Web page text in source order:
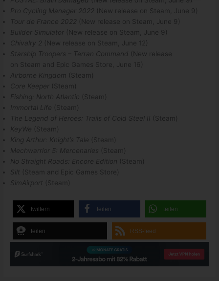
Pro Cycling Manager 2022 (New release on Steam, June 9)
Tour de France 2022 (New release on Steam, June 9)
Builder Simulator (New release on Steam, June 9)
Chivalry 2 (New release on Steam, June 12)
Starship Troopers – Terran Command (New release
on Steam and Epic Games Store, June 16)
Airborne Kingdom (Steam)
Core Keeper (Steam)
Fishing: North Atlantic
(Steam)
Immortal Life (Steam)
The Legend of Heroes: Trails of Cold Steel II (Steam)
KeyWe (Steam)
King Arthur: Knight’s Tale (Steam)
Mechwarrior 5: Mercenaries (Steam)
No Straight Roads: Encore Edition (Steam)
Silt (Steam and Epic Games Store)
SimAirport (Steam)
twittern teilen teilen
teilen RSS-feed